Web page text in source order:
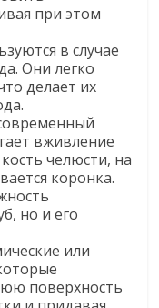
при этом
в случае
Они легко
делает их
вживление
челюсти, на
коронка.
но и его
или
поверхность